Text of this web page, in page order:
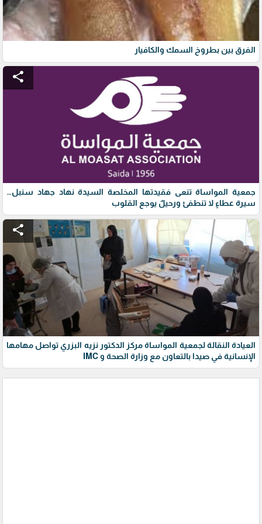
الفرق بين بطروخ السمك والكافيار
share
جمعية المواساة تنعى فقيدتها المخلصة السيدة نهاد جهاد سنبل…
سيرة عطاءٍ لا تنطفئ ورحيلٌ يوجع القلوب
share
العيادة النقالة لجمعية المواساة مركز الدكتور نزيه البزري تواصل مهامها
الإنسانية في صيدا بالتعاون مع وزارة الصحة و IMC